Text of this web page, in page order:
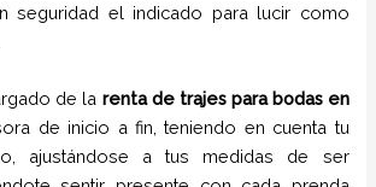
seguridad el indicado para lucir como
de la renta de trajes para bodas en
de inicio a fin, teniendo en cuenta tu
ajustándose a tus medidas de ser